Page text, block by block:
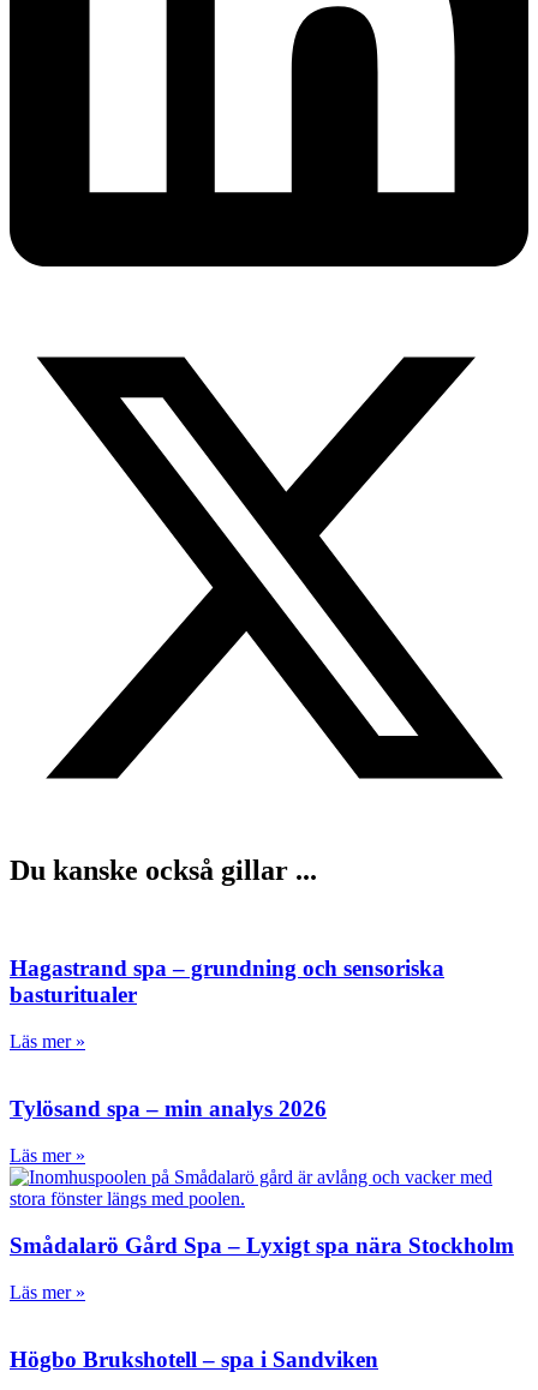
Du kanske också gillar ...
Hagastrand spa – grundning och sensoriska
basturitualer
Läs mer »
Tylösand spa – min analys 2026
Läs mer »
Smådalarö Gård Spa – Lyxigt spa nära Stockholm
Läs mer »
Högbo Brukshotell – spa i Sandviken